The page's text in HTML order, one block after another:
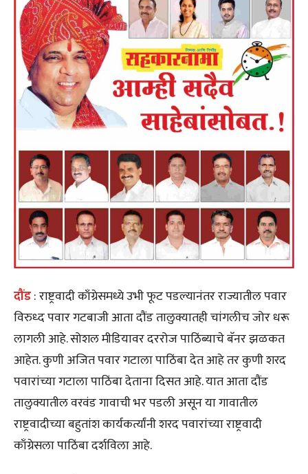
दौंड: राष्ट्रवादी काँग्रेसमध्ये उभी फूट पडल्यानंतर राज्यातील पवार
विरुध्द पवार गटबाजी आता दौंड तालुक्यातही चांगलीच जोर धरू
लागली आहे. सोशल मीडियावर दररोज पाठिंब्याचे बॅनर झळकत
आहेत. कुणी अजित पवार गटाला पाठिंबा देत आहे तर कुणी शरद
पवारांच्या गटाला पाठिंबा देताना दिसत आहे. यात आता दौंड
तालुक्यातील वरवंड गावाची भर पडली असून या गावातील
राष्ट्रवादीच्या बहुतांश कार्यकर्त्यांनी शरद पवारांच्या राष्ट्रवादी
काँग्रेसला पाठिंबा दर्शविला आहे.